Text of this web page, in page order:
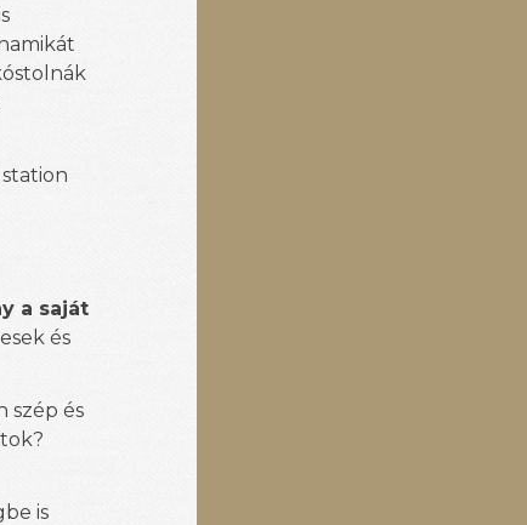
a saját
és
szép és
is